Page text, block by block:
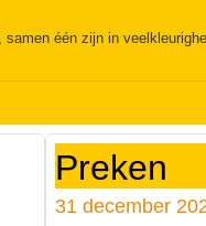
één zijn in
Preken
31 december